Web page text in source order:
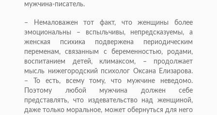
мужчина-писатель.
– Немаловажен тот факт, что женщины более
эмоциональны – вспыльчивы, непредсказуемы, а
женская психика подвержена периодическим
переменам, связанным с беременностью, родами,
воспитанием детей, климаксом, – продолжает
мысль нижегородский психолог Оксана Елизарова.
– То есть, всему тому, что мужчине неведомо.
Поэтому любой мужчина должен себе
представлять, что издевательство над женщиной,
даже только моральное, может обернуться для него